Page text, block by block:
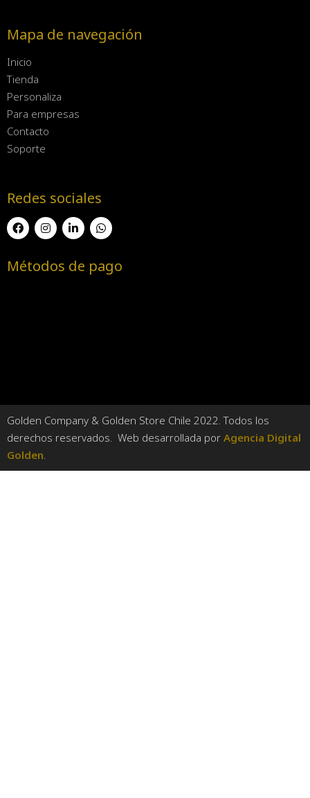
Mapa de navegación
Inicio
Tienda
Personaliza
Para empresas
Contacto
Soporte
Redes sociales
Métodos de pago
Golden Company & Golden Store Chile 2022. Todos los
derechos reservados. Web desarrollada por Agencia Digital
Golden.